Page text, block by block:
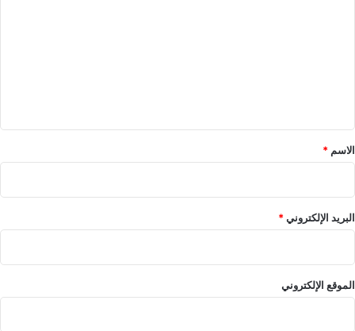
*
الاسم *
البريد الإلكتروني*
الموقع الإلكتروني